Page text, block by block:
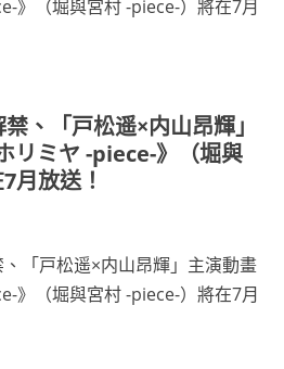
、「戸松遥×内山昂輝」
リミヤ -piece-》（堀與
月放送！